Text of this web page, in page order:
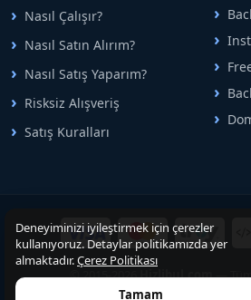
ticaretin güvenli
adreslerinden birisidir.
Nasıl Çalışır?
Nasıl Satın Alırım?
Nasıl Satış Yaparım?
Risksiz Alışveriş
Satış Kuralları
Yapılır
© 2015-2026Hizlibul.com— Tüm
Deneyiminizi iyileştirmek için çerezler
kullanıyoruz. Detaylar politikamızda yer
almaktadır.Çerez Politikası
Tamam